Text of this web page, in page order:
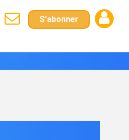
S'abonner